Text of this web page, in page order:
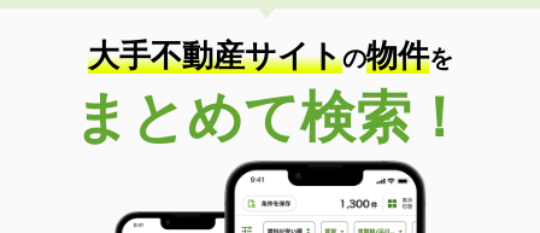
専有面積 42.57m²
間取り
1LDK
岩手県北上市若宮町１
価 格
4.90万円
岩手県北上市若宮町１
51.93m²
間取り
2DK
大手不動産サイトの物件を
まとめて検索！